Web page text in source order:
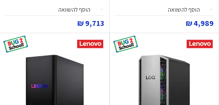
הוסף להשוואה
4,989 ₪
הוסף להשוואה
9,713 ₪